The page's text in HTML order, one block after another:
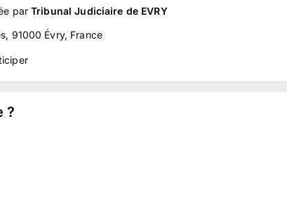
parTribunal Judiciaire de EVRY
91000 Évry, France
?